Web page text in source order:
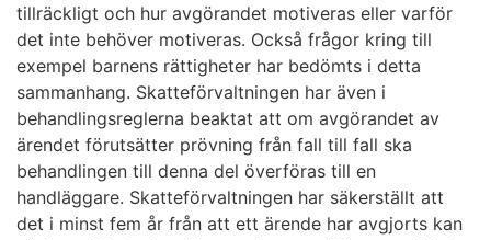
tillräckligt och hur avgörandet motiveras eller varför
det inte behöver motiveras. Också frågor kring till
exempel barnens rättigheter har bedömts i detta
sammanhang. Skatteförvaltningen har även i
behandlingsreglerna beaktat att om avgörandet av
ärendet förutsätter prövning från fall till fall ska
behandlingen till denna del överföras till en
handläggare. Skatteförvaltningen har säkerställt att
det i minst fem år från att ett ärende har avgjorts kan